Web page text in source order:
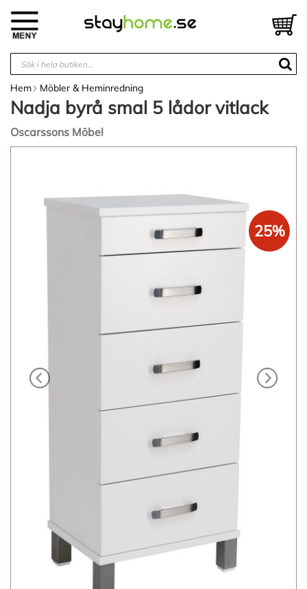
innehållet
Hem Möbler & Heminredning
Nadja byrå smal 5 lådor vitlack
Oscarssons Möbel
bildgalleriet
25%